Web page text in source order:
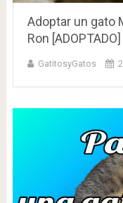
Adoptar un gato
Ron [ADOPTADO]
GatitosyGatos